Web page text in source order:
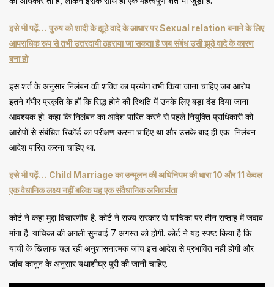
इसे भी पढ़ें… पुरुष को शादी के झूठे वादे के आधार पर Sexual relation बनाने के लिए
आपराधिक रूप से तभी उत्तरदायी ठहराया जा सकता है जब संबंध उसी झूठे वादे के कारण
बना हो
इस शर्त के अनुसार निलंबन की शक्ति का प्रयोग तभी किया जाना चाहिए जब आरोप
इतने गंभीर प्रकृति के हों कि सिद्ध होने की स्थिति में उनके लिए बड़ा दंड दिया जाना
आवश्यक हो. कहा कि निलंबन का आदेश पारित करने से पहले नियुक्ति प्राधिकारी को
आरोपों से संबंधित रिकॉर्ड का परीक्षण करना चाहिए था और उसके बाद ही एक निलंबन
आदेश पारित करना चाहिए था.
इसे भी पढ़ें… Child Marriage का उन्मूलन की अधिनियम की धारा 10 और 11 केवल
एक वैधानिक लक्ष्य नहीं बल्कि यह एक संवैधानिक अनिवार्यता
कोर्ट ने कहा मुद्दा विचारणीय है. कोर्ट ने राज्य सरकार से याचिका पर तीन सप्ताह में जवाब
मांगा है. याचिका की अगली सुनवाई 7 अगस्त को होगी. कोर्ट ने यह स्पष्ट किया है कि
याची के खिलाफ चल रही अनुशासनात्मक जांच इस आदेश से प्रभावित नहीं होगी और
जांच कानून के अनुसार यथाशीघ्र पूरी की जानी चाहिए.